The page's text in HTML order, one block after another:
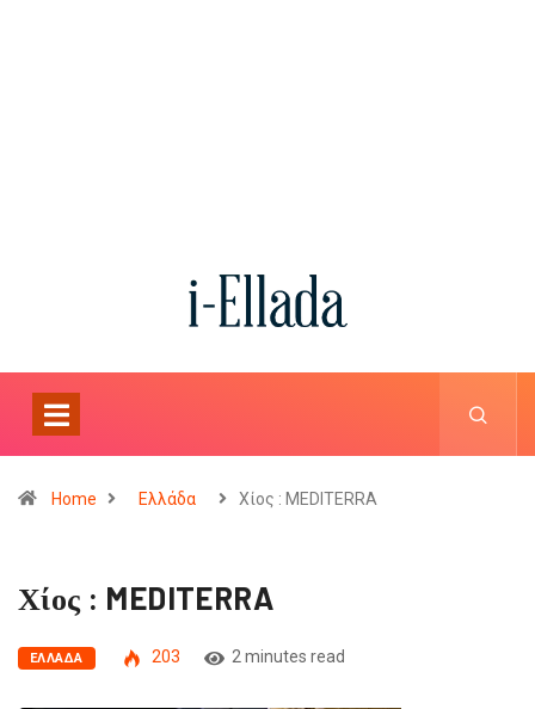
Home Ελλάδα Χίος : MEDITERRA
Χίος : MEDITERRA
ΕΛΛΆΔΑ 203 2 minutes read